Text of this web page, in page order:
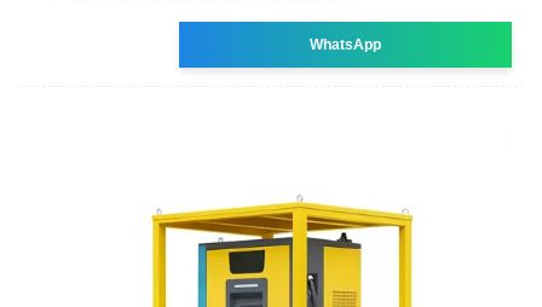
WhatsApp